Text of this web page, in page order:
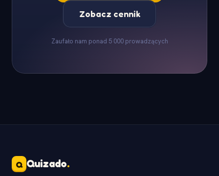
Zobacz cennik
Zaufało nam ponad 5 000 prowadzących
Q Quizado.